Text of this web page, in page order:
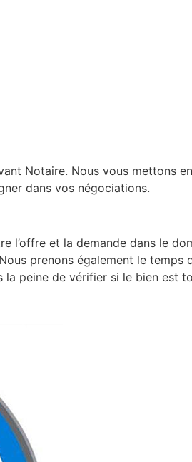
Notaire. Nous vous mettons
dans vos négociations.
l’offre et la demande dans le
prenons également le temps
peine de vérifier si le bien est